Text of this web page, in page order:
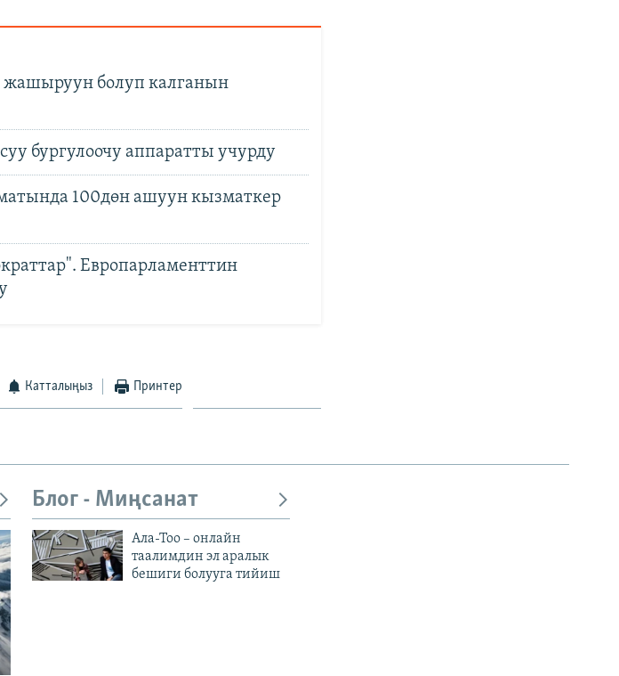
болуп калганын
бургулоочу аппаратты учурду
100дөн ашуун кызматкер
Европарламенттин
Катталыңыз Принтер
Блог - Миңсанат
Ала-Тоо – онлайн
таалимдин эл аралык
бешиги болууга тийиш